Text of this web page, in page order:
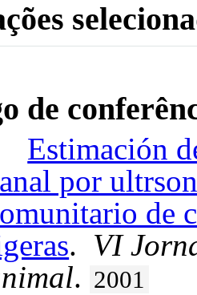
de
Estimación
por
de
. VI
. 2001